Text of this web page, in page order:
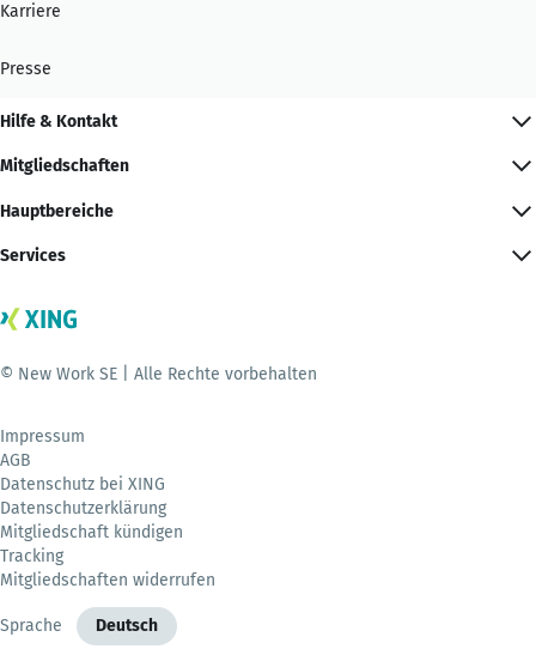
Karriere
Presse
Hilfe & Kontakt
Mitgliedschaften
Hauptbereiche
Services
© New Work SE | Alle Rechte vorbehalten
Impressum
AGB
Datenschutz bei XING
Datenschutzerklärung
Mitgliedschaft kündigen
Tracking
Mitgliedschaften widerrufen
Sprache Deutsch